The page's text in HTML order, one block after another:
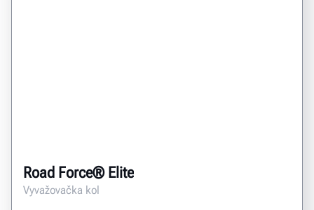
Road Force® Elite
Vyvažovačka kol